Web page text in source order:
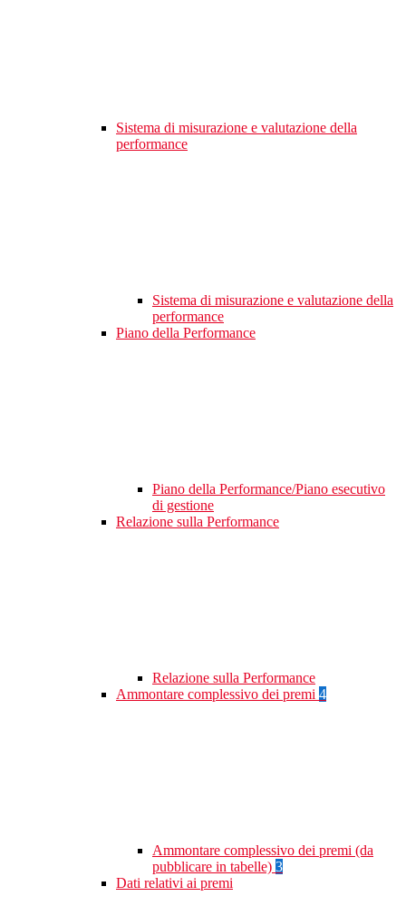
Sistema di misurazione e valutazione della
performance
Sistema di misurazione e valutazione della
performance
Piano della Performance
Piano della Performance/Piano esecutivo
di gestione
Relazione sulla Performance
Relazione sulla Performance
Ammontare complessivo dei premi 4
Ammontare complessivo dei premi (da
pubblicare in tabelle) 3
Dati relativi ai premi